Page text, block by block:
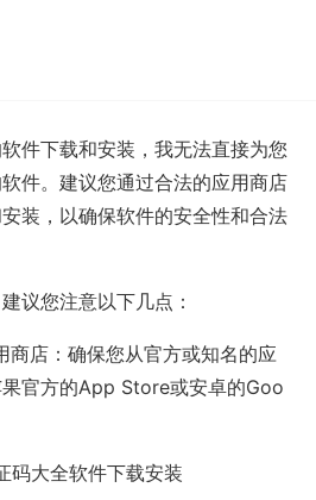
件下载和安装，我无法直接为您
件。建议您通过合法的应用商店
装，以确保软件的安全性和合法
议您注意以下几点：
商店：确保您从官方或知名的应
官方的App Store或安卓的Goo